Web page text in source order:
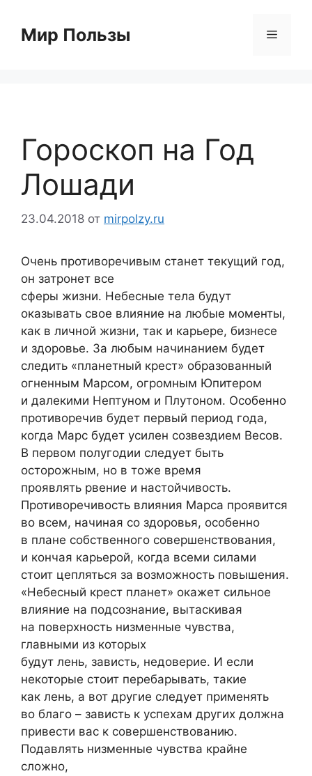
содержимому
Мир Пользы Меню
Гороскоп на Год
Лошади
23.04.2018 от mirpolzy.ru
Очень противоречивым станет текущий год,
он затронет все
сферы жизни. Небесные тела будут
оказывать свое влияние на любые моменты,
как в личной жизни, так и карьере, бизнесе
и здоровье. За любым начинанием будет
следить «планетный крест» образованный
огненным Марсом, огромным Юпитером
и далекими Нептуном и Плутоном. Особенно
противоречив будет первый период года,
когда Марс будет усилен созвездием Весов.
В первом полугодии следует быть
осторожным, но в тоже время
проявлять рвение и настойчивость.
Противоречивость влияния Марса проявится
во всем, начиная со здоровья, особенно
в плане собственного совершенствования,
и кончая карьерой, когда всеми силами
стоит цепляться за возможность повышения.
«Небесный крест планет» окажет сильное
влияние на подсознание, вытаскивая
на поверхность низменные чувства,
главными из которых
будут лень, зависть, недоверие. И если
некоторые стоит перебарывать, такие
как лень, а вот другие следует применять
во благо – зависть к успехам других должна
привести вас к совершенствованию.
Подавлять низменные чувства крайне
сложно,